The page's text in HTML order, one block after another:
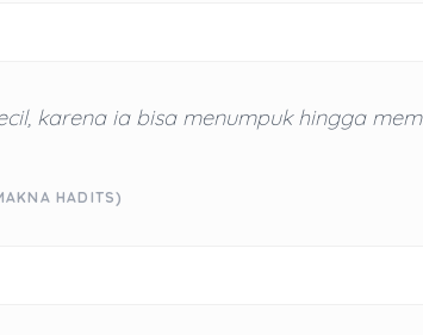
karena ia bisa menumpuk hingga
HADITS)